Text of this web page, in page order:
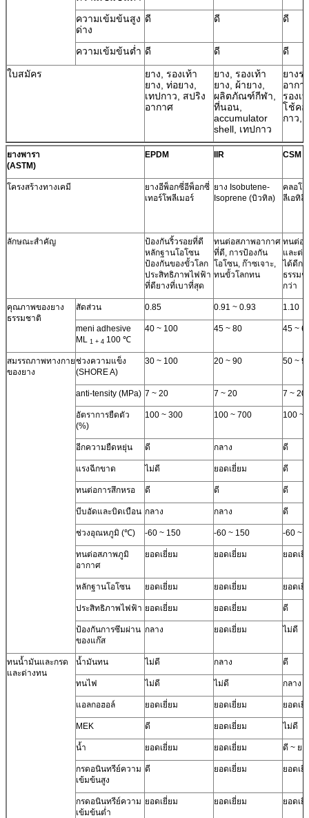
ความเข้มข้นสูง
ด่าง
ดี ดี ดี
ความเข้มข้นต่ำ ดี ดี ดี
ใบสมัคร
ยาง, รองเท้า
ยาง, ท่อยาง,
เทปกาว, สปริง
อากาศ
ยาง, รองเท้า
ยาง, ผ้ายาง,
ผลิตภัณฑ์กีฬา,
ที่นอน,
accumulator
shell, เทปกาว
ยางร
อากา
รองเ
โช้คอั
กาว,
ยางพารา
(ASTM)
EPDM IIR CSM
โครงสร้างทางเคมี
ยางอีพ็อกซี่อีพ็อกซี่
เทอร์โพลีเมอร์
ยาง Isobutene-
Isoprene (บิวทิล)
คลอโ
ลีเอทิลี
ลักษณะสำคัญ
ป้องกันริ้วรอยที่ดี
หลักฐานโอโซน
ป้องกันของขั้วโลก
ประสิทธิภาพไฟฟ้า
ที่ดียางที่เบาที่สุด
ทนต่อสภาพอากาศ
ที่ดี, การป้องกัน
โอโซน, ก๊าซเจาะ,
ทนขั้วโลกทน
ทนต่อ
และต่
ได้ดีกว่
ธรรม
กว่า
คุณภาพของยาง
ธรรมชาติ
สัดส่วน 0.85 0.91 ~ 0.93 1.10
meni adhesive
ML 1 + 4 100 ℃
40 ~ 100 45 ~ 80 45 ~
สมรรถภาพทางกาย
ของยาง
ช่วงความแข็ง
(SHORE A)
30 ~ 100 20 ~ 90 50 ~
anti-tensity (MPa) 7 ~ 20 7 ~ 20 7 ~ 20
อัตราการยืดตัว
(%)
100 ~ 300 100 ~ 700 100 ~
อีกความยืดหยุ่น ดี กลาง ดี
แรงฉีกขาด ไม่ดี ยอดเยี่ยม ดี
ทนต่อการสึกหรอ ดี ดี ดี
บีบอัดและบิดเบือน กลาง กลาง ดี
ช่วงอุณหภูมิ (℃) -60 ~ 150 -60 ~ 150 -60 ~
ทนต่อสภาพภูมิ
อากาศ
ยอดเยี่ยม ยอดเยี่ยม ยอดเยี่
หลักฐานโอโซน ยอดเยี่ยม ยอดเยี่ยม ยอดเยี่
ประสิทธิภาพไฟฟ้า ยอดเยี่ยม ยอดเยี่ยม ดี
ป้องกันการซึมผ่าน
ของแก๊ส
กลาง ยอดเยี่ยม ไม่ดี
ทนน้ำมันและกรด
และด่างทน
น้ำมันทน ไม่ดี กลาง ดี
ทนไฟ ไม่ดี ไม่ดี กลาง
แอลกอฮอล์ ยอดเยี่ยม ยอดเยี่ยม ยอดเยี่
MEK ดี ยอดเยี่ยม ไม่ดี
น้ำ ยอดเยี่ยม ยอดเยี่ยม ดี ~ ยอ
กรดอนินทรีย์ความ
เข้มข้นสูง
ดี ยอดเยี่ยม ยอดเยี่
กรดอนินทรีย์ความ
เข้มข้นต่ำ
ยอดเยี่ยม ยอดเยี่ยม ยอดเยี่